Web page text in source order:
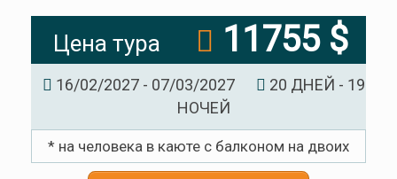
Цена тура 11755 $
16/02/2027 - 07/03/2027
20 ДНЕЙ - 19
НОЧЕЙ
* на человека в каюте с балконом на двоих